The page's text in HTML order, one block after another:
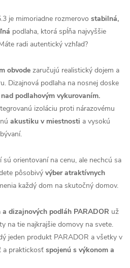
je mimoriadne rozmerovo stabilná,
podlaha, ktorá spĺňa najvyššie
radi autentický vzhľad?
obvode zaručujú realistický dojem a
Dizajnová podlaha na nosnej doske
podlahovým vykurovaním.
izoláciu proti nárazovému
akustiku v miestnosti a vysokú
orientovaní na cenu, ale nechcú sa
pôsobivý výber atraktívnych
každý dom na skutočný domov.
a dizajnových podláh PARADOR už
na tie najkrajšie domovy na svete.
jeden produkt PARADOR a všetky v
a praktickosť spojenú s výkonom a